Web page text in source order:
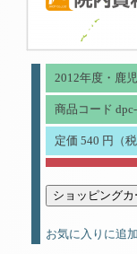
2012年度・鹿
商品コード
定価 540 円（税
お気に入りに追